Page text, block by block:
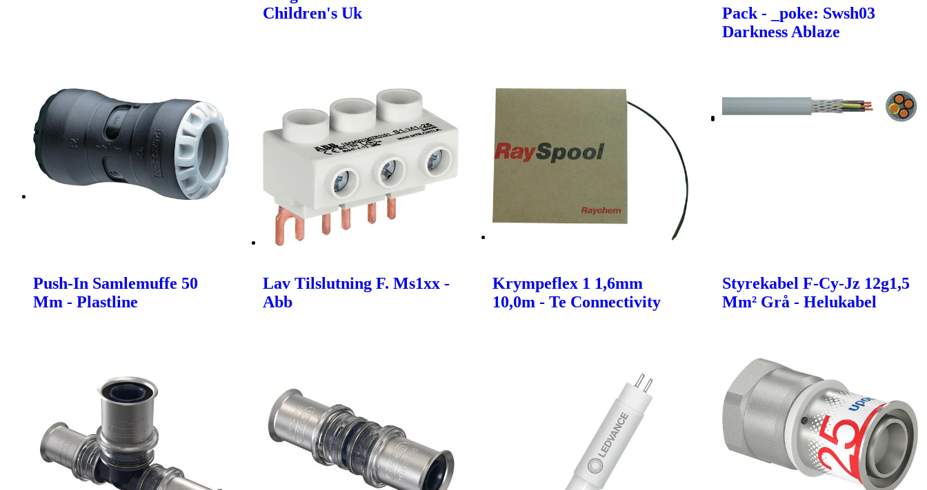
Children's Uk
Pack - _poke: Swsh03
Darkness Ablaze
Push-In Samlemuffe 50
Mm - Plastline
Lav Tilslutning F. Ms1xx -
Abb
Krympeflex 1 1,6mm
10,0m - Te Connectivity
Styrekabel F-Cy-Jz 12g1,5
Mm² Grå - Helukabel